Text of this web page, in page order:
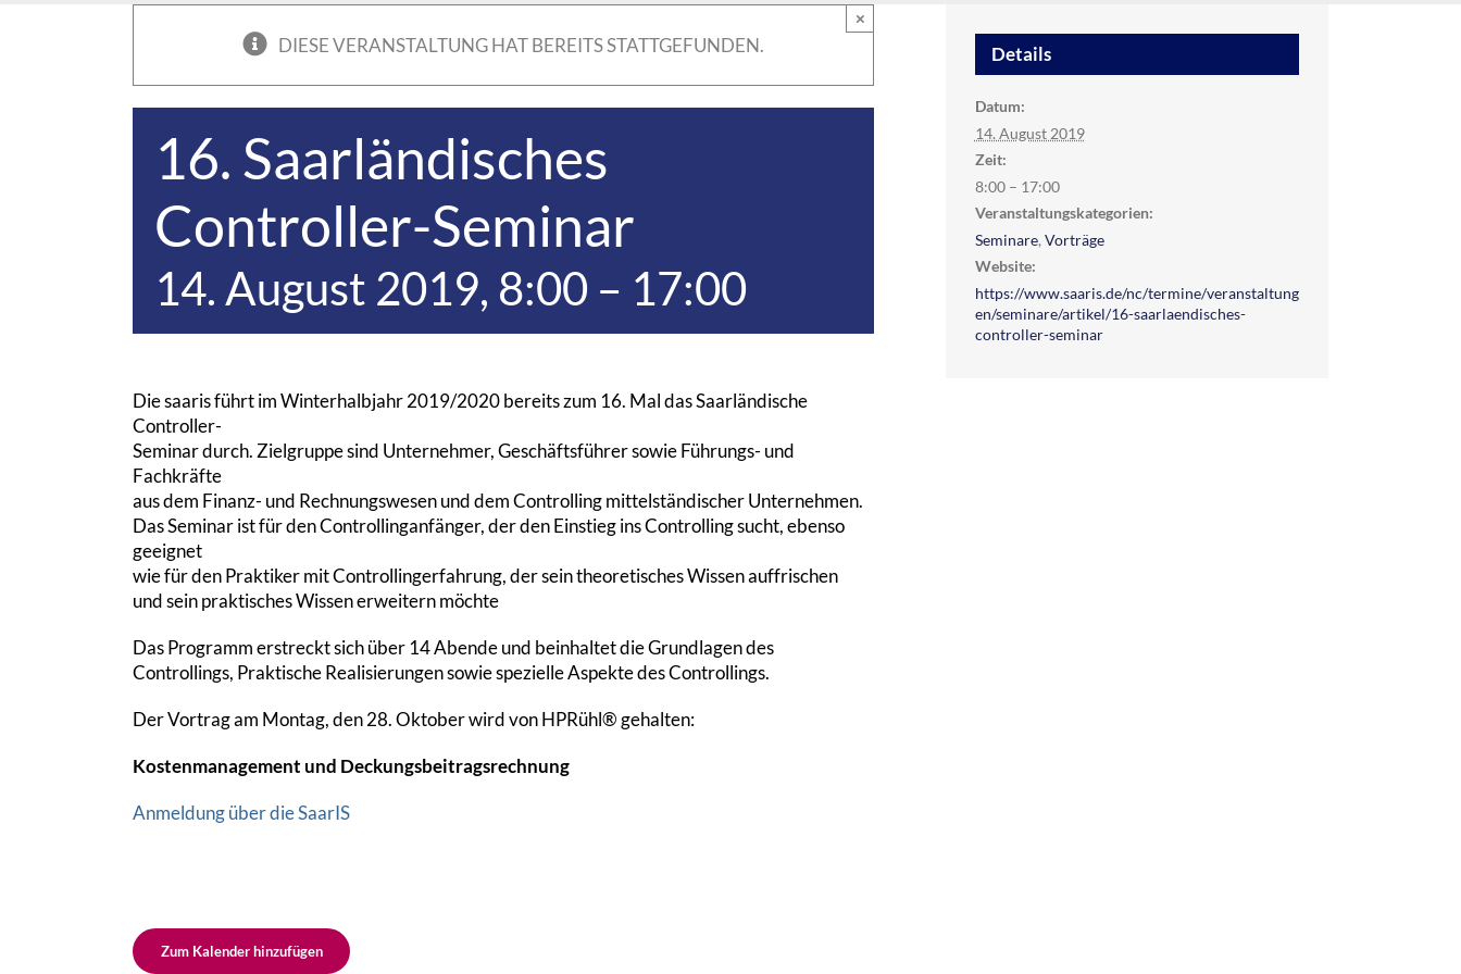
DIESE VERANSTALTUNG HAT BEREITS STATTGEFUNDEN.
×
16. Saarländisches
Controller-Seminar
14. August 2019, 8:00 – 17:00
Die saaris führt im Winterhalbjahr 2019/2020 bereits zum 16. Mal das Saarländische
Controller-
Seminar durch. Zielgruppe sind Unternehmer, Geschäftsführer sowie Führungs- und
Fachkräfte
aus dem Finanz- und Rechnungswesen und dem Controlling mittelständischer Unternehmen.
Das Seminar ist für den Controllinganfänger, der den Einstieg ins Controlling sucht, ebenso
geeignet
wie für den Praktiker mit Controllingerfahrung, der sein theoretisches Wissen auffrischen
und sein praktisches Wissen erweitern möchte
Das Programm erstreckt sich über 14 Abende und beinhaltet die Grundlagen des
Controllings, Praktische Realisierungen sowie spezielle Aspekte des Controllings.
Der Vortrag am Montag, den 28. Oktober wird von HPRühl® gehalten:
Kostenmanagement und Deckungsbeitragsrechnung
Anmeldung über die SaarIS
Zum Kalender hinzufügen
Details
Datum:
14. August 2019
Zeit:
8:00 – 17:00
Veranstaltungskategorien:
Seminare, Vorträge
Website:
https://www.saaris.de/nc/termine/veranstaltung
en/seminare/artikel/16-saarlaendisches-
controller-seminar